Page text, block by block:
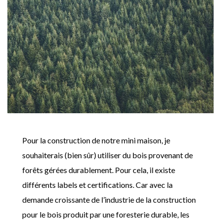
Pour la construction de notre mini maison, je
souhaiterais (bien sûr) utiliser du bois provenant de
forêts gérées durablement. Pour cela, il existe
différents labels et certifications. Car avec la
demande croissante de l’industrie de la construction
pour le bois produit par une foresterie durable, les